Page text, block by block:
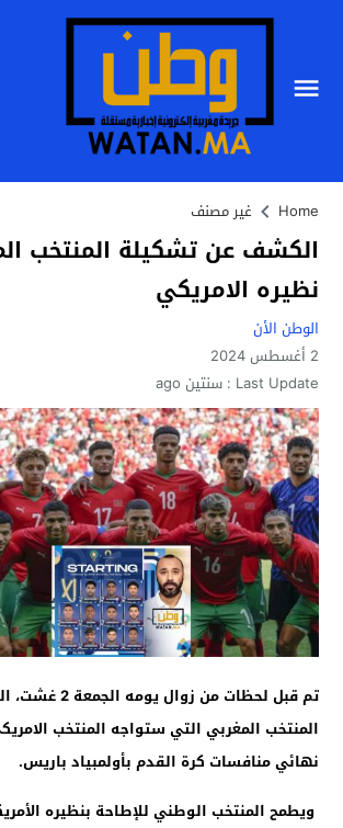
Home غير مصنف
الكشف عن تشكيلة المنتخب
نظيره الامريكي
الوطن الأن
2 أغسطس 2024
Last Update : سنتين ago
تم قبل لحظات من
المنتخب المغربي التي ستواجه المنتخب
نهائي منافسات كرة القدم بأولمبياد باريس.
ويطمح المنتخب الوطني للإطاحة بنظيره